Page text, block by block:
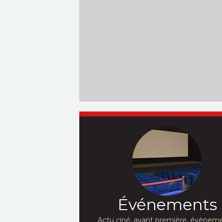
Événements
Actu ciné, avant première,